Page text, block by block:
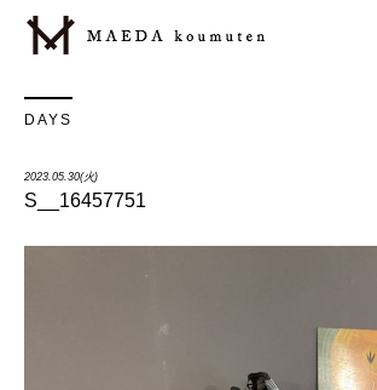
DAYS
2023.05.30(火)
S__16457751